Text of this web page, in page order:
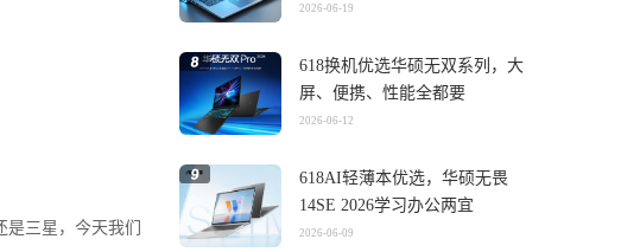
三星，今天我们
2026-06-19
618换机优选华硕无双系列，大
屏、便携、性能全都要
2026-06-12
618AI轻薄本优选，华硕无畏
14SE 2026学习办公两宜
2026-06-09